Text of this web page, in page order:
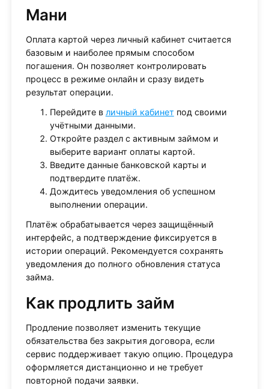
Мани
Оплата картой через личный кабинет считается
базовым и наиболее прямым способом
погашения. Он позволяет контролировать
процесс в режиме онлайн и сразу видеть
результат операции.
Перейдите в личный кабинет под своими
учётными данными.
Откройте раздел с активным займом и
выберите вариант оплаты картой.
Введите данные банковской карты и
подтвердите платёж.
Дождитесь уведомления об успешном
выполнении операции.
Платёж обрабатывается через защищённый
интерфейс, а подтверждение фиксируется в
истории операций. Рекомендуется сохранять
уведомления до полного обновления статуса
займа.
Как продлить займ
Продление позволяет изменить текущие
обязательства без закрытия договора, если
сервис поддерживает такую опцию. Процедура
оформляется дистанционно и не требует
повторной подачи заявки.